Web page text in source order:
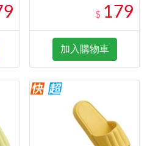
$ 179
加入購物車